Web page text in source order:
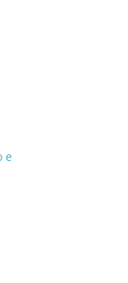
e